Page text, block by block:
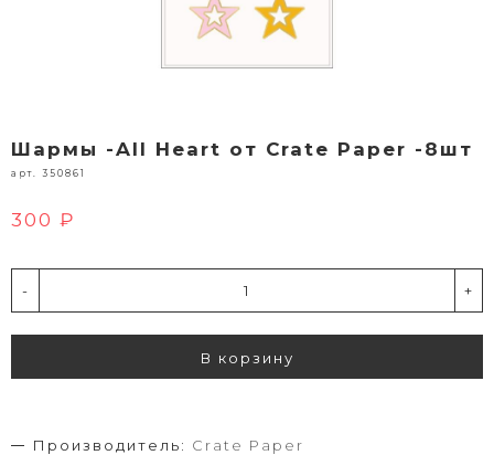
Шармы -All Heart от Crate Paper -8шт
арт. 350861
300 ₽
- +
В корзину
Производитель: Crate Paper